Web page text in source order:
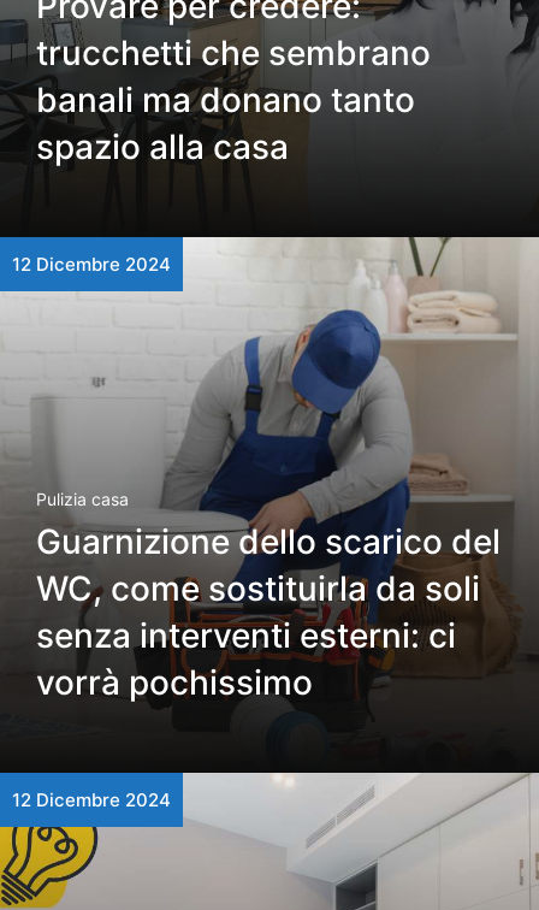
trucchetti che sembrano
banali ma donano tanto
spazio alla casa
12 Dicembre 2024
Pulizia casa
Guarnizione dello scarico del
WC, come sostituirla da soli
senza interventi esterni: ci
vorrà pochissimo
12 Dicembre 2024